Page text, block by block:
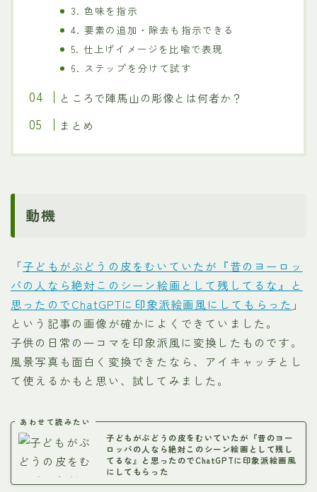
3. 色味を指示
4. 要素の追加・除去も指示できる
5. 仕上げイメージを比喩で表現
6. ステップを分けて試す
ところで陣馬山の彫像とは何者か？
まとめ
動機
「子どもがぶどうの皮をむいていたが『昔のヨーロッ
パの人なら絶対このシーン絵画として残してるな』と
思ったのでChatGPTに印象派絵画風にしてもらった 」
という記事の画像が確かによくできていました。
子供の日常の一コマを印象派風に変換したものです。
風景写真も面白く変換できたなら、アイキャッチとし
て使えるかもと思い、試してみました。
あわせて読みたい
子どもがぶどうの皮をむいていたが『昔のヨー
ロッパの人なら絶対このシーン絵画として残し
てるな』と思ったのでChatGPTに印象派絵画風
にしてもらった